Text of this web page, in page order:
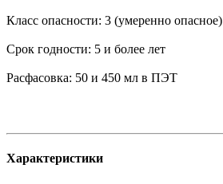
Класс опасности: 3 (умеренно опасное)
Срок годности: 5 и более лет
Расфасовка: 50 и 450 мл в ПЭТ
Характеристики